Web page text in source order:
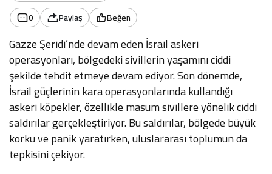
0
Paylaş Beğen
Gazze Şeridi’nde devam eden İsrail askeri
operasyonları, bölgedeki sivillerin yaşamını ciddi
şekilde tehdit etmeye devam ediyor. Son dönemde,
İsrail güçlerinin kara operasyonlarında kullandığı
askeri köpekler, özellikle masum sivillere yönelik ciddi
saldırılar gerçekleştiriyor. Bu saldırılar, bölgede büyük
korku ve panik yaratırken, uluslararası toplumun da
tepkisini çekiyor.